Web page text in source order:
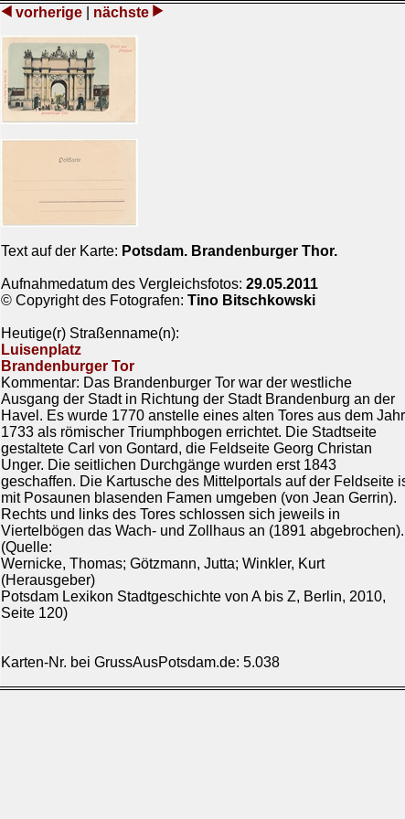
vorherige nächste
Text auf der Karte: Potsdam. Brandenburger Thor.
Aufnahmedatum des Vergleichsfotos: 29.05.2011
© Copyright des Fotografen: Tino Bitschkowski
Heutige(r) Straßenname(n):
Luisenplatz
Brandenburger Tor
Kommentar: Das Brandenburger Tor war der westliche
Ausgang der Stadt in Richtung der Stadt Brandenburg an der
Havel. Es wurde 1770 anstelle eines alten Tores aus dem Jahr
1733 als römischer Triumphbogen errichtet. Die Stadtseite
gestaltete Carl von Gontard, die Feldseite Georg Christan
Unger. Die seitlichen Durchgänge wurden erst 1843
geschaffen. Die Kartusche des Mittelportals auf der Feldseite
mit Posaunen blasenden Famen umgeben (von Jean Gerrin).
Rechts und links des Tores schlossen sich jeweils in
Viertelbögen das Wach- und Zollhaus an (1891 abgebrochen).
(Quelle:
Wernicke, Thomas; Götzmann, Jutta; Winkler, Kurt
(Herausgeber)
Potsdam Lexikon Stadtgeschichte von A bis Z, Berlin, 2010,
Seite 120)
Karten-Nr. bei GrussAusPotsdam.de: 5.038